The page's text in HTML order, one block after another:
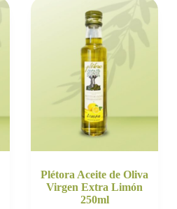
Plétora Aceite de Oliva
Virgen Extra Limón
250ml